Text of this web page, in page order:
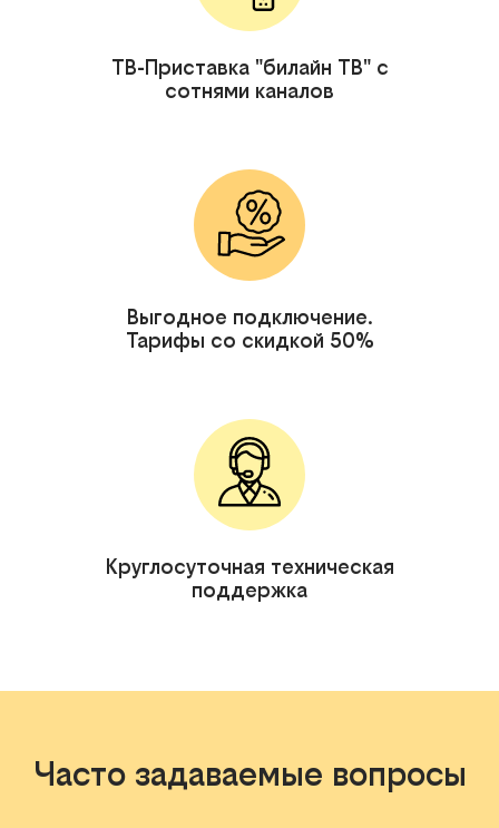
ТВ-Приставка "билайн ТВ" с
сотнями каналов
Выгодное подключение.
Тарифы со скидкой 50%
Круглосуточная техническая
поддержка
Часто задаваемые вопросы